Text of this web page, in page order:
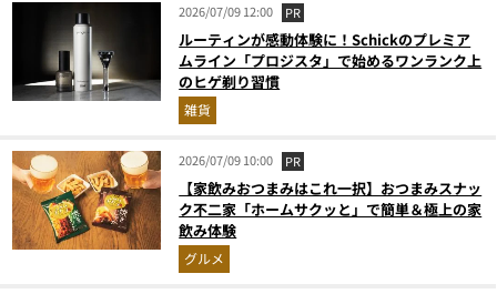
2026/07/09 12:00 PR
ルーティンが感動体験に！Schickのプレミア
ムライン「プロジスタ」で始めるワンランク上
のヒゲ剃り習慣
雑貨
2026/07/09 10:00 PR
【家飲みおつまみはこれ一択】おつまみスナッ
ク不二家「ホームサクッと」で簡単＆極上の家
飲み体験
グルメ